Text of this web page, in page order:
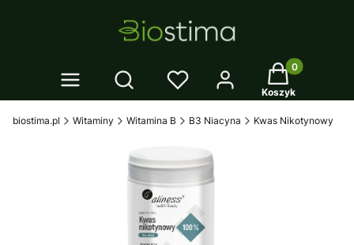
Otwórz wyszukiwarkę Twój koszyk:
Koszyk
biostima.pl Witaminy Witamina B B3 Niacyna Kwas Nikotynowy